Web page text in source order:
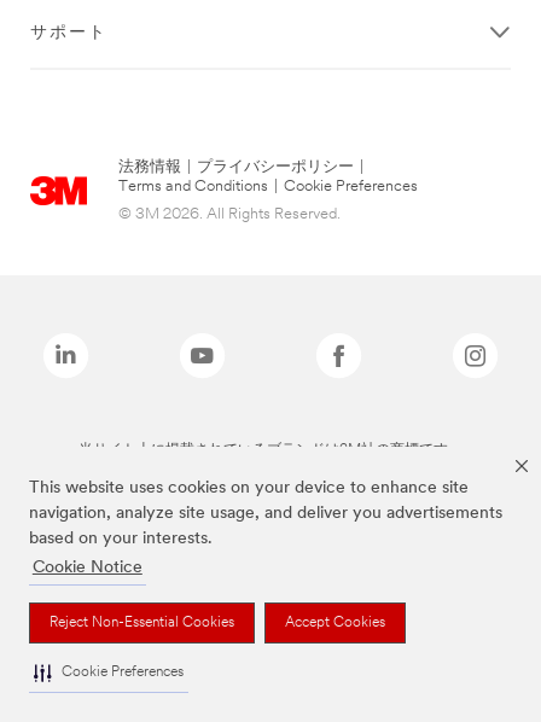
This website uses cookies on your device to enhance site
navigation, analyze site usage, and deliver you advertisements
based on your interests.
Cookie Notice
Reject Non-Essential Cookies Accept Cookies
Cookie Preferences
サポート
法務情報 プライバシーポリシー
Terms and Conditions
Cookie Preferences
© 3M 2026. All Rights Reserved.
当サイト上に掲載されているブランドは3M社の商標です。